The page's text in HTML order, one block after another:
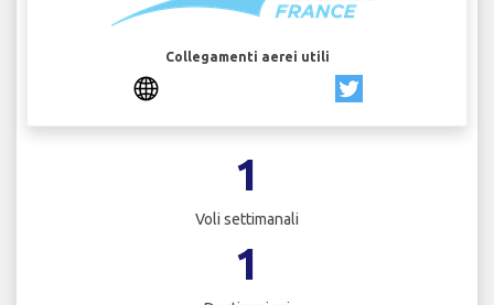
Collegamenti aerei utili
1
Voli settimanali
1